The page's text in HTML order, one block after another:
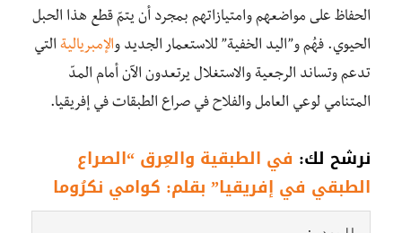
الحفاظ على مواضعهم وامتيازاتهم بمجرد أن يتمّ قطع هذا الحبل
الحيوي. فهُم و”اليد الخفية” للاستعمار الجديد والإمبريالية التي
تدعم وتساند الرجعية والاستغلال يرتعدون الآن أمام المدّ
المتنامي لوعي العامل والفلاح في صراع الطبقات في إفريقيا.
نرشح لك: في الطبقية والعِرق “الصراع
الطبقي في إفريقيا” بقلم: كوامي نكرُوما